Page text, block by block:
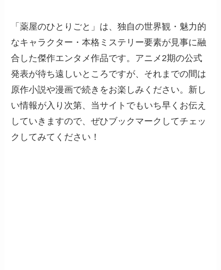
「薬屋のひとりごと」は、独自の世界観・魅力的
なキャラクター・本格ミステリー要素が見事に融
合した傑作エンタメ作品です。アニメ2期の公式
発表が待ち遠しいところですが、それまでの間は
原作小説や漫画で続きをお楽しみください。新し
い情報が入り次第、当サイトでもいち早くお伝え
していきますので、ぜひブックマークしてチェッ
クしてみてください！